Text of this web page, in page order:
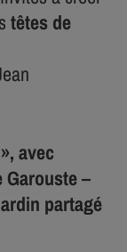
têtes de
avec
Garouste –
partagé